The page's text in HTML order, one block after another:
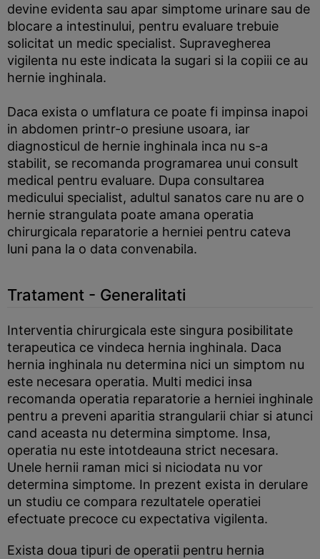
devine evidenta sau apar simptome urinare sau de
blocare a intestinului, pentru evaluare trebuie
solicitat un medic specialist. Supravegherea
vigilenta nu este indicata la sugari si la copiii ce au
hernie inghinala.
Daca exista o umflatura ce poate fi impinsa inapoi
in abdomen printr-o presiune usoara, iar
diagnosticul de hernie inghinala inca nu s-a
stabilit, se recomanda programarea unui consult
medical pentru evaluare. Dupa consultarea
medicului specialist, adultul sanatos care nu are o
hernie strangulata poate amana operatia
chirurgicala reparatorie a herniei pentru cateva
luni pana la o data convenabila.
Tratament - Generalitati
Interventia chirurgicala este singura posibilitate
terapeutica ce vindeca hernia inghinala. Daca
hernia inghinala nu determina nici un simptom nu
este necesara operatia. Multi medici insa
recomanda operatia reparatorie a herniei inghinale
pentru a preveni aparitia strangularii chiar si atunci
cand aceasta nu determina simptome. Insa,
operatia nu este intotdeauna strict necesara.
Unele hernii raman mici si niciodata nu vor
determina simptome. In prezent exista in derulare
un studiu ce compara rezultatele operatiei
efectuate precoce cu expectativa vigilenta.
Exista doua tipuri de operatii pentru hernia